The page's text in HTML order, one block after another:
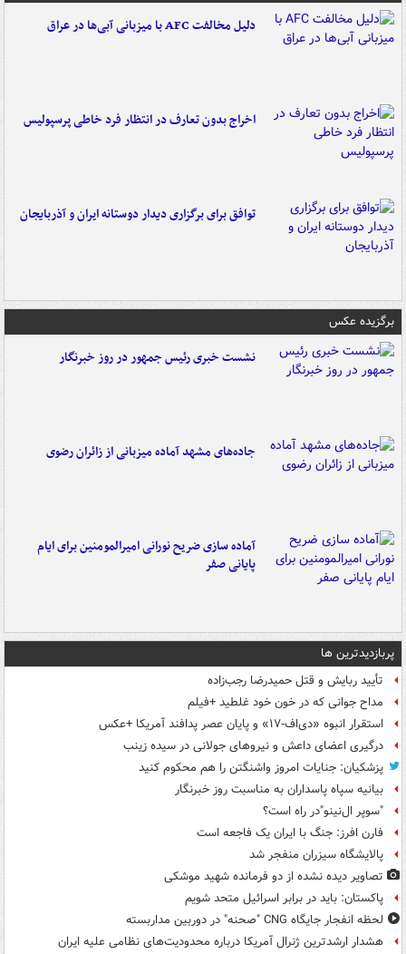
دلیل مخالفت AFC با میزبانی آبی‌ها در عراق
اخراج بدون تعارف در انتظار فرد خاطی پرسپولیس
توافق برای برگزاری دیدار دوستانه ایران و آذربایجان
برگزیده عکس
نشست خبری رئیس جمهور در روز خبرنگار
جاده‌های مشهد آماده میزبانی از زائران رضوی
آماده سازی ضریح نورانی امیرالمومنین برای ایام
پایانی صفر
پربازدیدترین ها
تأیید ربایش و قتل حمیدرضا رجب‌زاده
مداح جوانی که در خون خود غلطید +فیلم
استقرار انبوه «دی‌اف‑۱۷» و پایان عصر پدافند آمریکا +عکس
درگیری اعضای داعش و نیروهای جولانی در سیده زینب
پزشکیان: جنایات امروز واشنگتن را هم محکوم کنید
بیانیه سپاه پاسداران به مناسبت روز خبرنگار
"سوپر ال‌نینو"در راه است؟
فارن افرز: جنگ با ایران یک فاجعه است
پالایشگاه سیزران منفجر شد
تصاویر دیده‌ نشده از دو فرمانده شهید موشکی
پاکستان: باید در برابر اسرائیل متحد شویم
لحظه انفجار جایگاه CNG "صحنه" در دوربین مداربسته
هشدار ارشدترین ژنرال آمریکا درباره محدودیت‌های نظامی علیه ایران